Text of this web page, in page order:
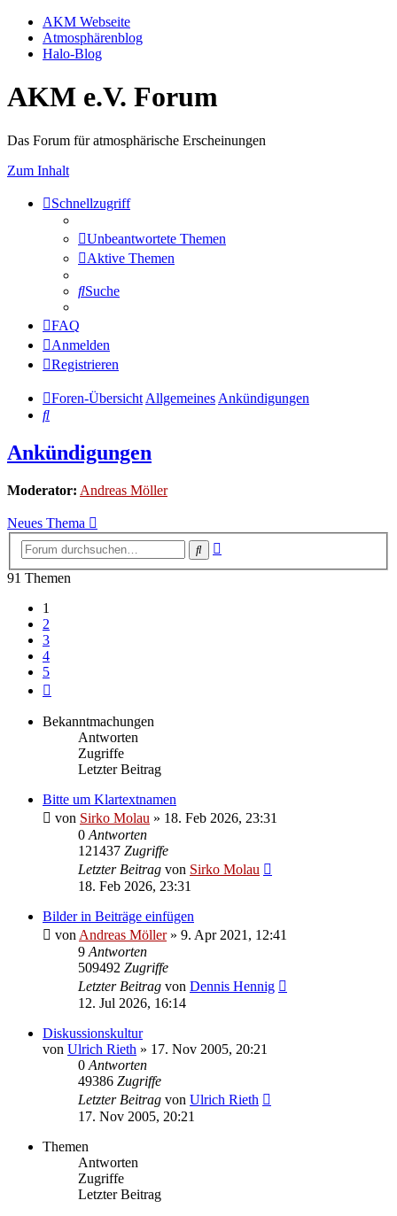
AKM Webseite
Atmosphärenblog
Halo-Blog
AKM e.V. Forum
Das Forum für atmosphärische Erscheinungen
Zum Inhalt
Schnellzugriff
Unbeantwortete Themen
Aktive Themen
Suche
FAQ
Anmelden
Registrieren
Foren-Übersicht Allgemeines Ankündigungen
Suche
Ankündigungen
Moderator: Andreas Möller
Neues Thema
Suche
91 Themen
1
2
3
4
5
Bekanntmachungen
Antworten
Zugriffe
Letzter Beitrag
Bitte um Klartextnamen
von Sirko Molau » 18. Feb 2026, 23:31
0 Antworten
121437 Zugriffe
Letzter Beitrag von Sirko Molau
18. Feb 2026, 23:31
Bilder in Beiträge einfügen
von Andreas Möller» 9. Apr 2021, 12:41
9 Antworten
509492 Zugriffe
Letzter Beitrag von Dennis Hennig
12. Jul 2026, 16:14
Diskussionskultur
von Ulrich Rieth » 17. Nov 2005, 20:21
0 Antworten
49386 Zugriffe
Letzter Beitrag von Ulrich Rieth
17. Nov 2005, 20:21
Themen
Antworten
Zugriffe
Letzter Beitrag